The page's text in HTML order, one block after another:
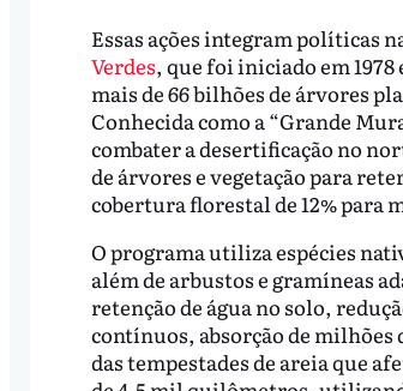
Essas ações integram políticas
Verdes, que foi iniciado em
mais de 66 bilhões de árvores
Conhecida como a “Grande
combater a desertificação no
de árvores e vegetação para
cobertura florestal de 12% para
O programa utiliza espécies
além de arbustos e gramíneas
retenção de água no solo,
contínuos, absorção de milhões
das tempestades de areia que